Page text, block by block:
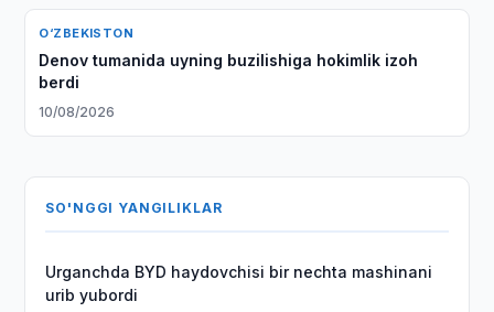
O‘ZBEKISTON
Denov tumanida uyning buzilishiga hokimlik izoh
berdi
10/08/2026
SO'NGGI YANGILIKLAR
Urganchda BYD haydovchisi bir nechta mashinani
urib yubordi